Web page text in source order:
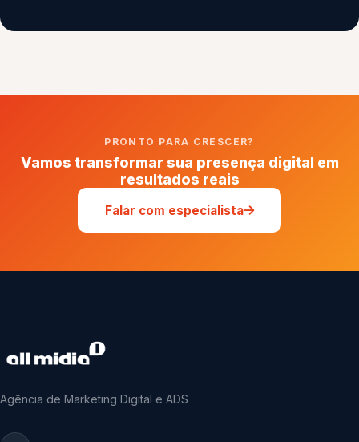
PRONTO PARA CRESCER?
Vamos transformar sua presença digital em
resultados reais
Falar com especialista
Agência de Marketing Digital e ADS